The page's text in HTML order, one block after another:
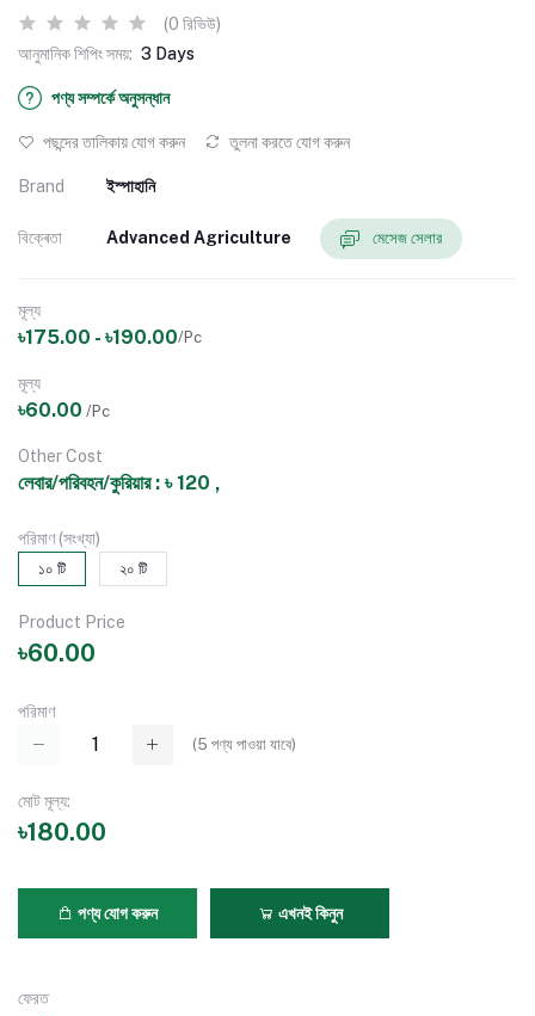
(0 রিভিউ)
আনুমানিক শিপিং সময়: 3 Days
পণ্য সম্পর্কে অনুসন্ধান
পছন্দের তালিকায় যোগ করুন তুলনা করতে যোগ করুন
Brand ইস্পাহানি
বিক্ৰেতা Advanced Agriculture মেসেজ সেলার
মূল্য
৳175.00 - ৳190.00/Pc
মূল্য
৳60.00 /Pc
Other Cost
লেবার/পরিবহন/কুরিয়ার : ৳ 120 ,
পরিমাণ (সংখ্যা)
১০ টি ২০ টি
Product Price
৳60.00
পরিমাণ
(5 পণ্য পাওয়া যাবে)
মোট মূল্য:
৳180.00
পণ্য যোগ করুন এখনই কিনুন
ফেরত